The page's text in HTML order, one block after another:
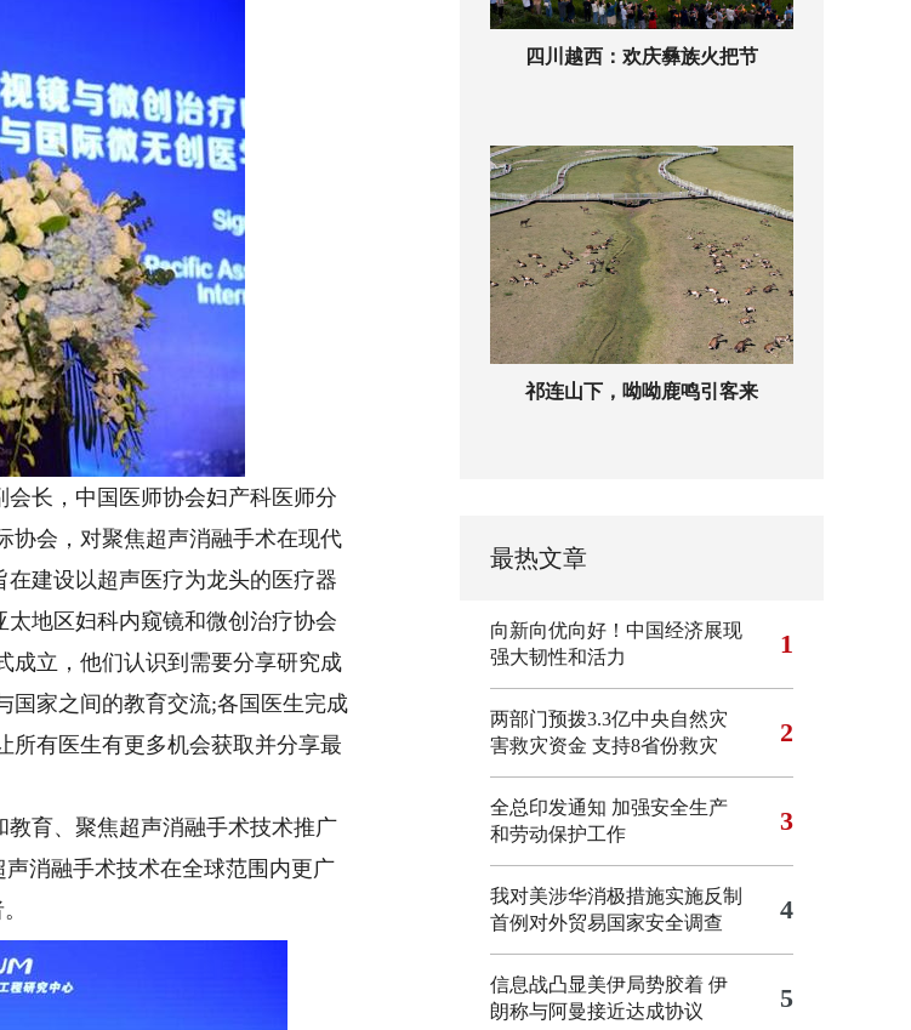
长，中国医师协会妇产科医师分
协会，对聚焦超声消融手术在现代
建设以超声医疗为龙头的医疗器
地区妇科内窥镜和微创治疗协会
成立，他们认识到需要分享研究成
国家之间的教育交流;各国医生完成
所有医生有更多机会获取并分享最
育、聚焦超声消融手术技术推广
消融手术技术在全球范围内更广
四川越西：欢庆彝族火把节
祁连山下，呦呦鹿鸣引客来
最热文章
向新向优向好！中国经济展现
强大韧性和活力
1
两部门预拨3.3亿中央自然灾
害救灾资金 支持8省份救灾
2
全总印发通知 加强安全生产
和劳动保护工作
3
我对美涉华消极措施实施反制
首例对外贸易国家安全调查
4
信息战凸显美伊局势胶着 伊
朗称与阿曼接近达成协议
5